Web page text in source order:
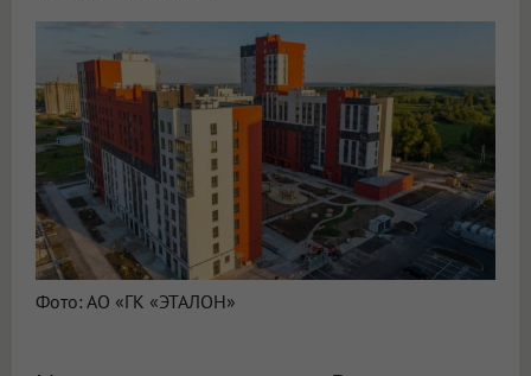
Фото: АО «ГК «ЭТАЛОН»